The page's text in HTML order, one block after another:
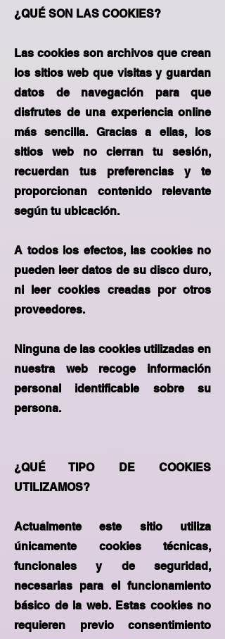
¿QUÉ SON LAS COOKIES?
Las cookies son archivos que crean
los sitios web que visitas y guardan
datos de navegación para que
disfrutes de una experiencia online
más sencilla. Gracias a ellas, los
sitios web no cierran tu sesión,
recuerdan tus preferencias y te
proporcionan contenido relevante
según tu ubicación.
A todos los efectos, las cookies no
pueden leer datos de su disco duro,
ni leer cookies creadas por otros
proveedores.
Ninguna de las cookies utilizadas en
nuestra web recoge información
personal identificable sobre su
persona.
¿QUÉ TIPO DE COOKIES
UTILIZAMOS?
Actualmente este sitio utiliza
únicamente cookies técnicas,
funcionales y de seguridad,
necesarias para el funcionamiento
básico de la web. Estas cookies no
requieren previo consentimiento